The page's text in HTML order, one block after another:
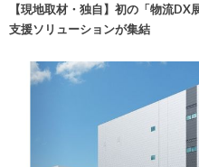
【現地取材・独自】初の「物流
支援ソリューションが集結